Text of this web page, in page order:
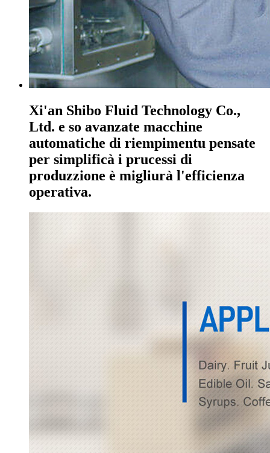
Xi'an Shibo Fluid Technology Co.,
Ltd. e so avanzate macchine
automatiche di riempimentu pensate
per simplificà i prucessi di
produzzione è migliurà l'efficienza
operativa.